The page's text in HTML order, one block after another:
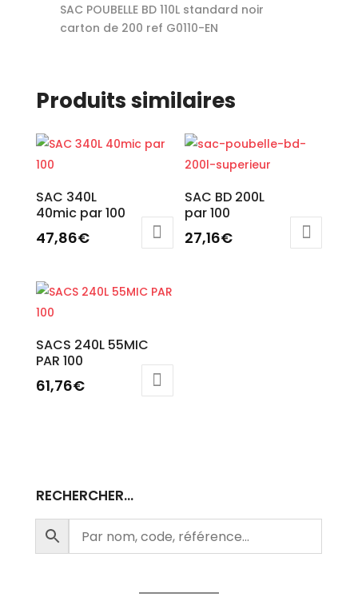
SAC POUBELLE BD 110L standard noir
carton de 200 ref G0110-EN
Produits similaires
SAC 340L
40mic par 100
47,86€
SAC BD 200L
par 100
27,16€
SACS 240L 55MIC
PAR 100
61,76€
RECHERCHER…